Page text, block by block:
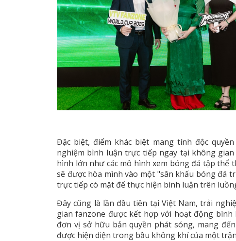
Đặc biệt, điểm khác biệt mang tính độc
nghiệm bình luận trực tiếp ngay tại không
hình lớn như các mô hình xem bóng đá tập
sẽ được hòa mình vào một "sân khấu bóng đá
trực tiếp có mặt để thực hiện bình luận trên
Đây cũng là lần đầu tiên tại Việt Nam, trải
gian fanzone được kết hợp với hoạt động
đơn vị sở hữu bản quyền phát sóng, mang
được hiện diện trong bầu không khí của một